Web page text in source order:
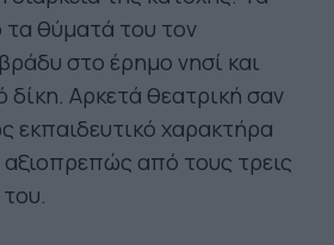
τα θύματά του τον
στο έρημο νησί και
δίκη. Αρκετά θεατρική σαν
εκπαιδευτικό χαρακτήρα
αξιοπρεπώς από τους τρεις